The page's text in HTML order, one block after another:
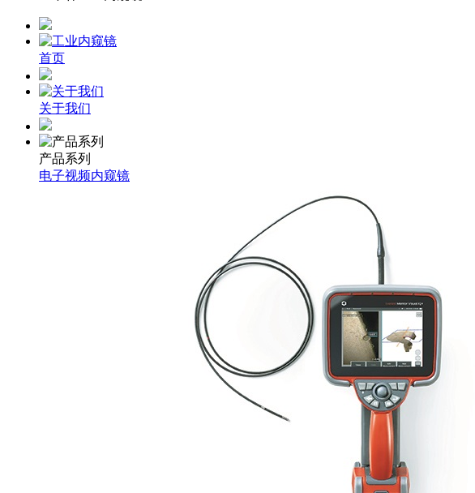
首页
关于我们
产品系列
电子视频内窥镜